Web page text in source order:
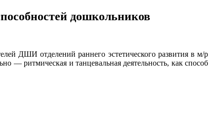
дошкольников
ДШИ отделений раннего эстетического развития в м/р
— ритмическая и танцевальная деятельность, как способ